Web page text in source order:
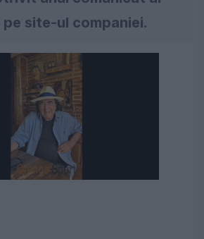
pe site-ul companiei.